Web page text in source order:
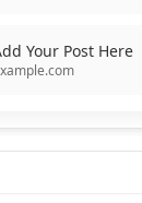
Your Post Here